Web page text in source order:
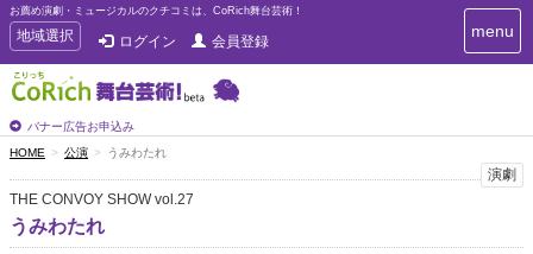
お薦め演劇・ミュージカルのクチコミは、CoRich舞台芸術！
T
o
g
g
e
n
a
v
i
g
地域選択 ログイン 会員登録
バナー広告お申込み
T
o
i
menu
HOME 公演 うみわたれ
演劇
THE CONVOY SHOW vol.27
うみわたれ